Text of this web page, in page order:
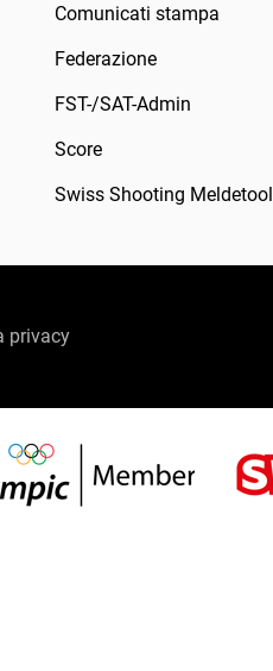
Comunicati stampa
Federazione
FST-/SAT-Admin
Score
Swiss Shooting Meldetool
privacy